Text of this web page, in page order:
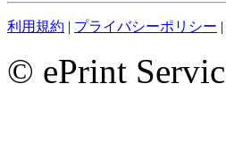
利用規約 | プライバシーポリシー |
© ePrint